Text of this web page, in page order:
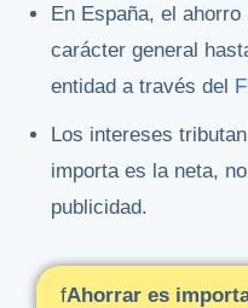
En España, el
carácter general
entidad a través del
Los intereses
importa es la neta,
publicidad.
fAhorrar es